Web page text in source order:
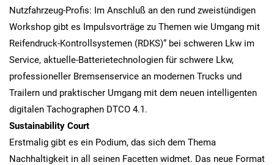
Nutzfahrzeug-Profis: Im Anschluß an den rund zweistündigen
Workshop gibt es Impulsvorträge zu Themen wie Umgang mit
Reifendruck-Kontrollsystemen (RDKS)“ bei schweren Lkw im
Service, aktuelle-Batterietechnologien für schwere Lkw,
professioneller Bremsenservice an modernen Trucks und
Trailern und praktischer Umgang mit dem neuen intelligenten
digitalen Tachographen DTCO 4.1.
Sustainability Court
Erstmalig gibt es ein Podium, das sich dem Thema
Nachhaltigkeit in all seinen Facetten widmet. Das neue Format